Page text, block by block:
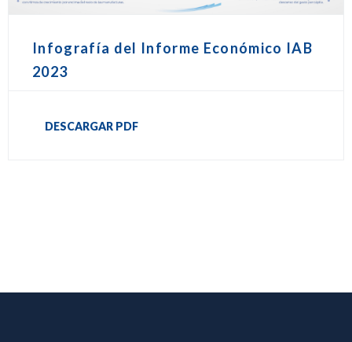
Infografía del Informe Económico IAB
2023
DESCARGAR PDF